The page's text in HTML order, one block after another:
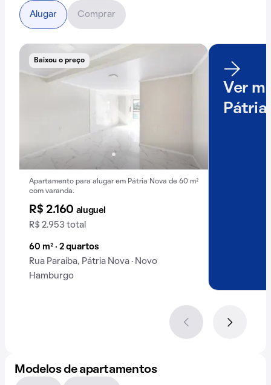
Baixou o preço
Apartamento para alugar em Pátria Nova de 60 m²
com varanda.
R$ 2.160 aluguel
R$ 2.953 total
60 m² · 2 quartos
Rua Paraíba, Pátria Nova · Novo
Hamburgo
Ver
Pátria
Alugar Comprar
Modelos de apartamentos